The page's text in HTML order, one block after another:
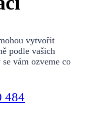
vytvořit
podle vašich
vám ozveme co
484